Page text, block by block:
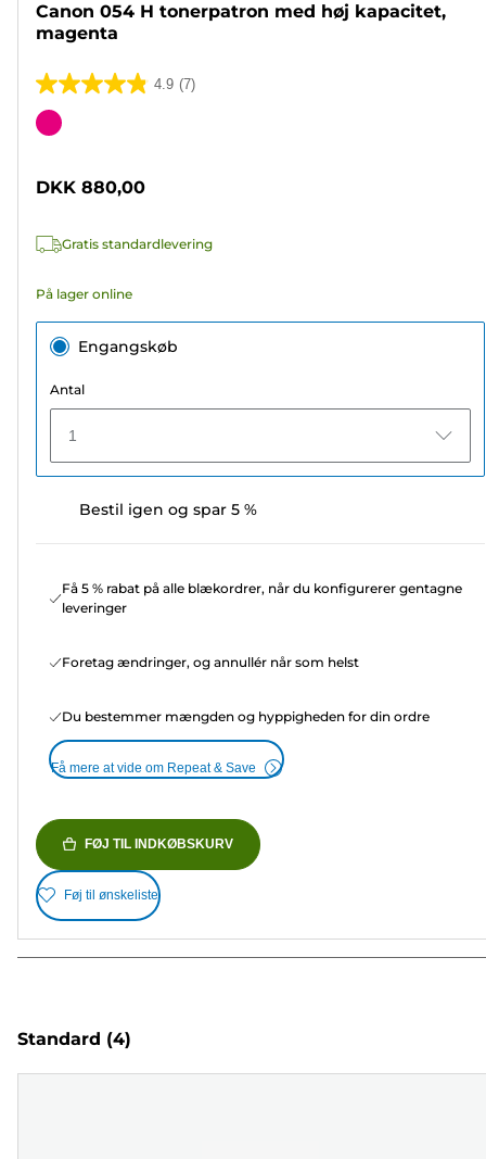
Canon 054 H tonerpatron med høj kapacitet,
magenta
4.9 (7)
4.9
ud
stjerner.
anmeldelser
Farvepatron
DKK 880,00
Gratis standardlevering
På lager online
Engangskøb
Antal
1
Bestil igen og spar 5 %
Få 5 % rabat på alle blækordrer, når du konfigurerer gentagne
leveringer
Foretag ændringer, og annullér når som helst
Du bestemmer mængden og hyppigheden for din ordre
Få mere at vide om Repeat & Save
FØJ TIL INDKØBSKURV
Føj til ønskeliste
Standard (4)